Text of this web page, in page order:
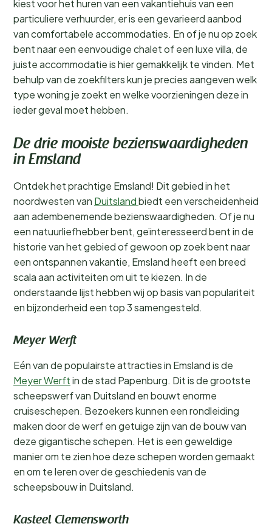
kiest voor het huren van een vakantiehuis van een
particuliere verhuurder, er is een gevarieerd aanbod
van comfortabele accommodaties. En of je nu op zoek
bent naar een eenvoudige chalet of een luxe villa, de
juiste accommodatie is hier gemakkelijk te vinden. Met
behulp van de zoekfilters kun je precies aangeven welk
type woning je zoekt en welke voorzieningen deze in
ieder geval moet hebben.
De drie mooiste bezienswaardigheden
in Emsland
Ontdek het prachtige Emsland! Dit gebied in het
noordwesten van Duitslandbiedt een verscheidenheid
aan adembenemende bezienswaardigheden. Of je nu
een natuurliefhebber bent, geïnteresseerd bent in de
historie van het gebied of gewoon op zoek bent naar
een ontspannen vakantie, Emsland heeft een breed
scala aan activiteiten om uit te kiezen. In de
onderstaande lijst hebben wij op basis van populariteit
en bijzonderheid een top 3 samengesteld.
Meyer Werft
Eén van de populairste attracties in Emsland is de
Meyer Werftin de stad Papenburg. Dit is de grootste
scheepswerf van Duitsland en bouwt enorme
cruiseschepen. Bezoekers kunnen een rondleiding
maken door de werf en getuige zijn van de bouw van
deze gigantische schepen. Het is een geweldige
manier om te zien hoe deze schepen worden gemaakt
en om te leren over de geschiedenis van de
scheepsbouw in Duitsland.
Kasteel Clemensworth